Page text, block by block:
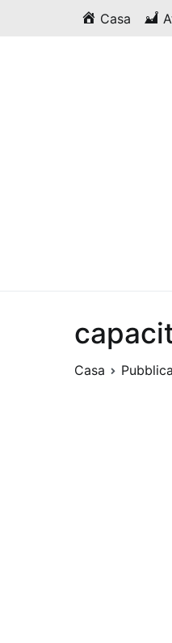
Casa
Casa